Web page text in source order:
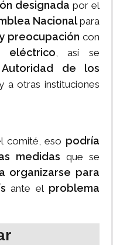
designada por el
Nacionalpara
preocupación con
eléctrico, así se
de los
a otras instituciones
comité, eso podría
medidas que se
organizarse para
ante el problema